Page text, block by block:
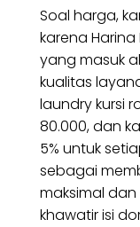
Soal harga,
karena
yang masuk
kualitas
laundry kursi
80.000, dan
5% untuk
sebagai
maksimal dan
khawatir isi